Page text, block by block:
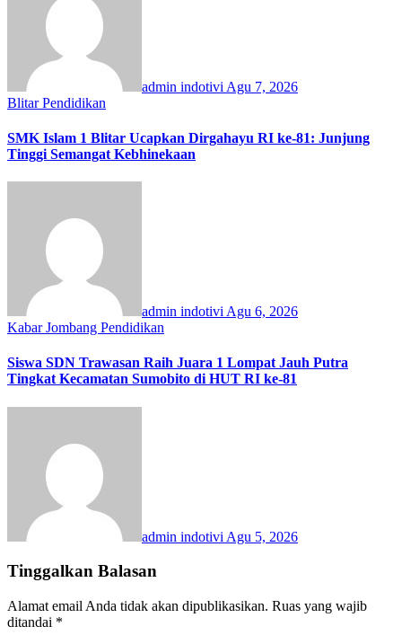
admin indotivi Agu 7, 2026
BlitarPendidikan
SMK Islam 1 Blitar Ucapkan Dirgahayu RI ke-81: Junjung
Tinggi Semangat Kebhinekaan
admin indotivi Agu 6, 2026
Kabar Jombang Pendidikan
Siswa SDN Trawasan Raih Juara 1 Lompat Jauh Putra
Tingkat Kecamatan Sumobito di HUT RI ke-81
admin indotivi Agu 5, 2026
Tinggalkan Balasan
Alamat email Anda tidak akan dipublikasikan. Ruas yang wajib
ditandai *